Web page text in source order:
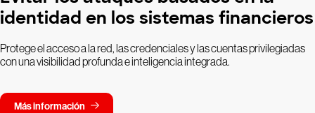
identidad en los sistemas financieros
Protege el acceso a la red, las credenciales y las cuentas privilegiadas
con una visibilidad profunda e inteligencia integrada.
Más información